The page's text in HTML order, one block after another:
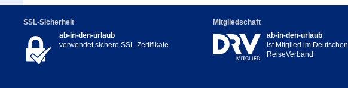
SSL-Sicherheit
ab-in-den-urlaub
verwendet sichere SSL-Zertifikate
Mitgliedschaft
ab-in-den-urlaub
ist Mitglied im Deutschen
ReiseVerband